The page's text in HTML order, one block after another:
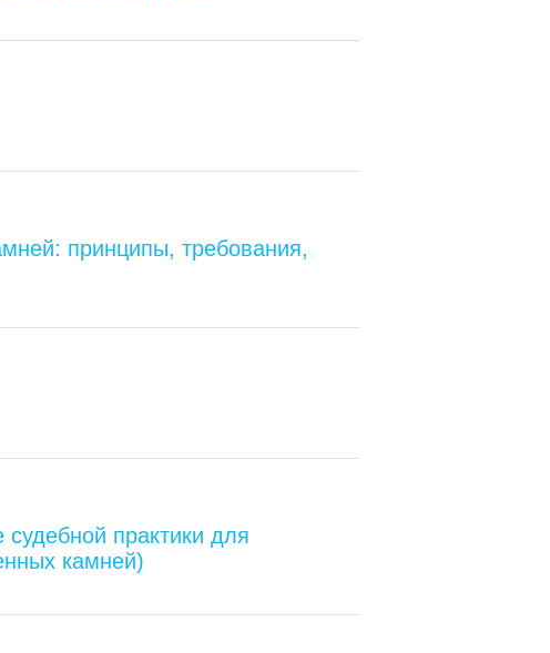
принципы, требования,
практики для
камней)